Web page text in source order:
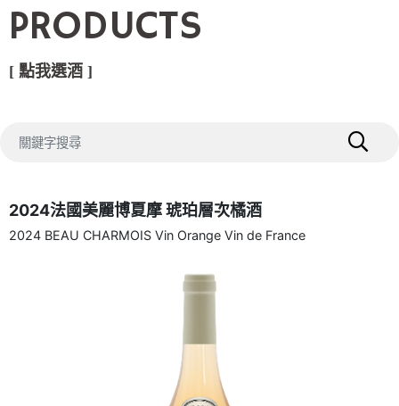
PRODUCTS
[ 點我選酒 ]
2024法國美麗博夏摩 琥珀層次橘酒
2024 BEAU CHARMOIS Vin Orange Vin de France